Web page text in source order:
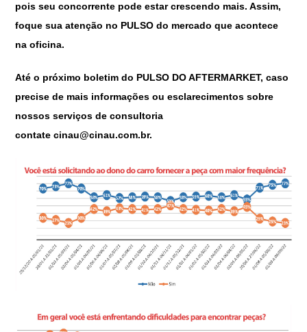
pois seu concorrente pode estar crescendo mais. Assim,
foque sua atenção no PULSO do mercado que acontece
na oficina.
Até o próximo boletim do PULSO DO AFTERMARKET, caso
precise de mais informações ou esclarecimentos sobre
nossos serviços de consultoria
contatecinau@cinau.com.br.